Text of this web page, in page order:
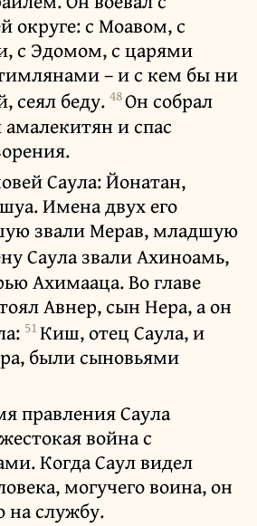
округе: с Моавом, с
с Эдомом, с царями
– и с кем бы ни
сеял беду. 48Он собрал
и спас
Саула: Йонатан,
Имена двух его
звали Мерав, младшую
Саула звали Ахиноамь,
Ахимааца. Во главе
Авнер, сын Нера, а он
51Киш, отец Саула, и
были сыновьями
правления Саула
война с
Когда Саул видел
могучего воина, он
на службу.